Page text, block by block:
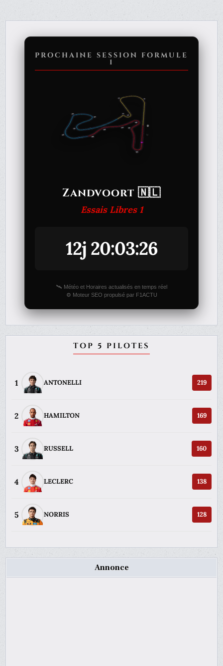
PROCHAINE SESSION FORMULE
1
Zandvoort 🇳🇱
Essais Libres 1
12j 20:03:26
🛰️ Météo et Horaires actualisés en temps réel
⚙️ Moteur SEO propulsé par F1ACTU
TOP 5 PILOTES
1 ANTONELLI 219
2 HAMILTON 169
3 RUSSELL 160
4 LECLERC 138
5 NORRIS 128
Annonce